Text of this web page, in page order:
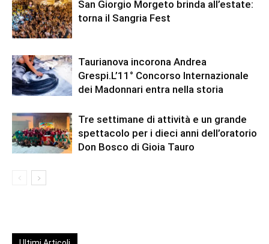
San Giorgio Morgeto brinda all’estate:
torna il Sangria Fest
Taurianova incorona Andrea
Grespi.L’11° Concorso Internazionale
dei Madonnari entra nella storia
Tre settimane di attività e un grande
spettacolo per i dieci anni dell’oratorio
Don Bosco di Gioia Tauro